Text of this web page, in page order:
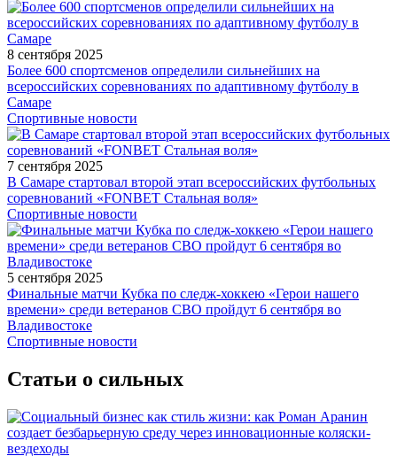
8 сентября 2025
Более 600 спортсменов определили сильнейших на
всероссийских соревнованиях по адаптивному футболу в
Самаре
Спортивные новости
7 сентября 2025
В Самаре стартовал второй этап всероссийских футбольных
соревнований «FONBET Стальная воля»
Спортивные новости
5 сентября 2025
Финальные матчи Кубка по следж-хоккею «Герои нашего
времени» среди ветеранов СВО пройдут 6 сентября во
Владивостоке
Спортивные новости
Статьи о сильных